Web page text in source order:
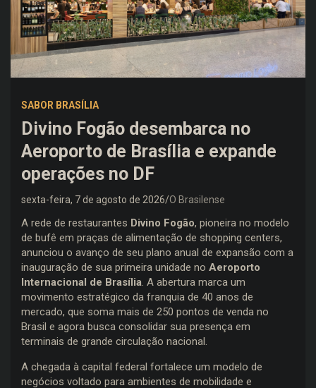
SABOR BRASÍLIA
Divino Fogão desembarca no
Aeroporto de Brasília e expande
operações no DF
sexta-feira, 7 de agosto de 2026 O Brasilense
A rede de restaurantes Divino Fogão, pioneira no modelo
de bufê em praças de alimentação de shopping centers,
anunciou o avanço de seu plano anual de expansão com a
inauguração de sua primeira unidade no Aeroporto
Internacional de Brasília. A abertura marca um
movimento estratégico da franquia de 40 anos de
mercado, que soma mais de 250 pontos de venda no
Brasil e agora busca consolidar sua presença em
terminais de grande circulação nacional.
A chegada à capital federal fortalece um modelo de
negócios voltado para ambientes de mobilidade e